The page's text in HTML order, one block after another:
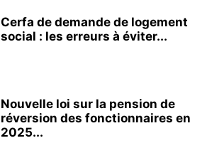
Cerfa de demande de logement
social : les erreurs à éviter...
Nouvelle loi sur la pension de
réversion des fonctionnaires en
2025...